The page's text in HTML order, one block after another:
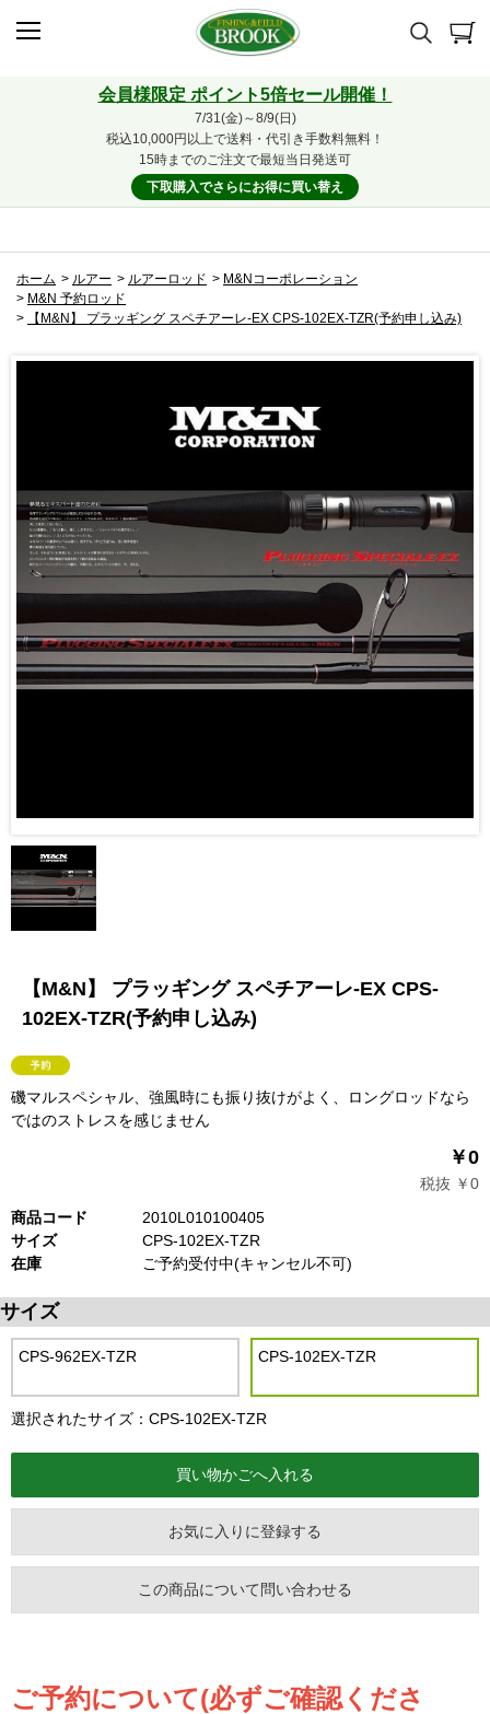
会員様限定 ポイント5倍セール開催！
7/31(金)～8/9(日)
税込10,000円以上で送料・代引き手数料無料！
15時までのご注文で最短当日発送可
下取購入でさらにお得に買い替え
ホーム > ルアー > ルアーロッド > M&Nコーポレーション
> M&N 予約ロッド
>
【M&N】 プラッギング スペチアーレ-EX CPS-102EX-TZR(予約申し込み)
【M&N】 プラッギング スペチアーレ-EX CPS-
102EX-TZR(予約申し込み)
磯マルスペシャル、強風時にも振り抜けがよく、ロングロッドなら
ではのストレスを感じません
￥0
税抜 ￥0
商品コード
2010L010100405
サイズ
CPS-102EX-TZR
在庫
ご予約受付中(キャンセル不可)
サイズ
CPS-962EX-TZR CPS-102EX-TZR
選択されたサイズ：CPS-102EX-TZR
お気に入りに登録する
この商品について問い合わせる
ご予約について(必ずご確認くださ